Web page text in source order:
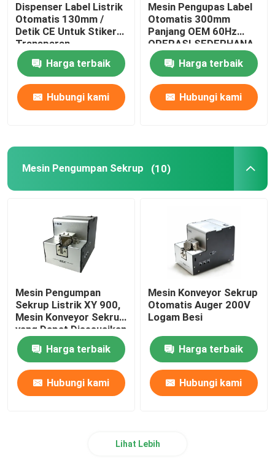
Konsentrator Oksigen 5L
Konsentrator Oksigen 10L
Ruang Pengeringan Hewan Peliharaan
Toilet Pintar Kucing
Dispenser Air Hewan Peliharaan
Mesin Gelembung Mikro Untuk Anjing
Dispenser Label Listrik
Otomatis 130mm /
Detik CE Untuk Stiker
Transparan
Harga terbaik
Hubungi kami
Mesin Pengupas Label
Otomatis 300mm
Panjang OEM 60Hz
OPERASI SEDERHANA
Harga terbaik
Hubungi kami
Mesin Pengumpan Sekrup (10)
Mesin Pengumpan
Sekrup Listrik XY 900,
Mesin Konveyor Sekrup
yang Dapat Disesuaikan
Harga terbaik
Hubungi kami
Mesin Konveyor Sekrup
Otomatis Auger 200V
Logam Besi
Harga terbaik
Hubungi kami
Lihat Lebih